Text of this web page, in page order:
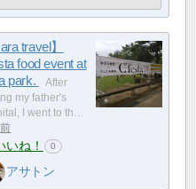
travel】
food event at
park.
After
my father's
I went to th…
いね！ 0
アサトン